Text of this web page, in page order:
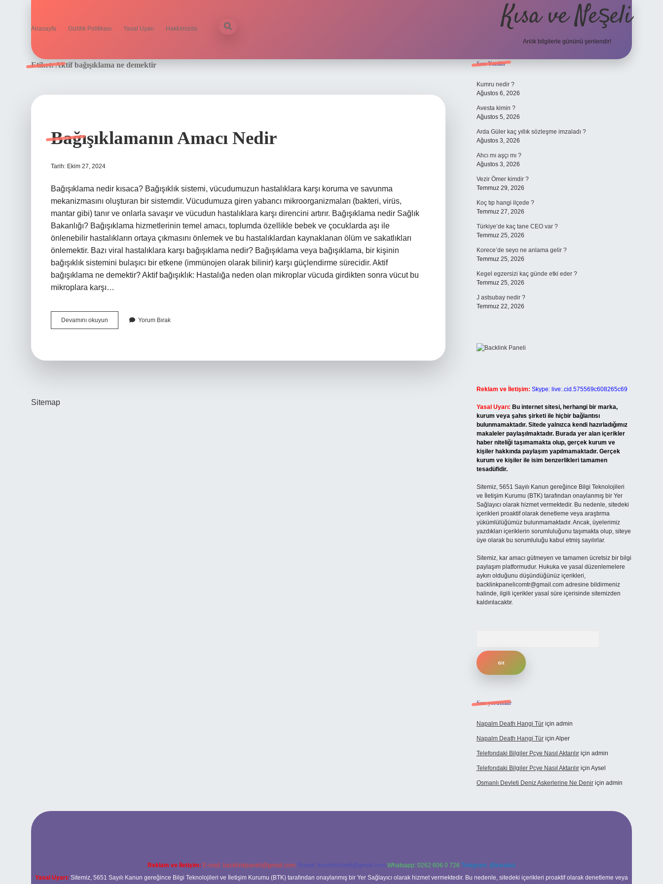
Anasayfa Gizlilik Politikası Yasal Uyarı Hakkımızda Kısa ve Neşeli
Anlık bilgilerle gününü şenlendir!
Etiket:Aktif bağışıklama ne demektir
Bağışıklamanın Amacı Nedir
Tarih: Ekim 27, 2024
Bağışıklama nedir kısaca? Bağışıklık sistemi, vücudumuzun hastalıklara karşı koruma ve savunma
mekanizmasını oluşturan bir sistemdir. Vücudumuza giren yabancı mikroorganizmaları (bakteri, virüs,
mantar gibi) tanır ve onlarla savaşır ve vücudun hastalıklara karşı direncini artırır. Bağışıklama nedir Sağlık
Bakanlığı? Bağışıklama hizmetlerinin temel amacı, toplumda özellikle bebek ve çocuklarda aşı ile
önlenebilir hastalıkların ortaya çıkmasını önlemek ve bu hastalıklardan kaynaklanan ölüm ve sakatlıkları
önlemektir. Bazı viral hastalıklara karşı bağışıklama nedir? Bağışıklama veya bağışıklama, bir kişinin
bağışıklık sistemini bulaşıcı bir etkene (immünojen olarak bilinir) karşı güçlendirme sürecidir. Aktif
bağışıklama ne demektir? Aktif bağışıklık: Hastalığa neden olan mikroplar vücuda girdikten sonra vücut bu
mikroplara karşı…
Devamını okuyun Bağışıklamanın
Amacı
Yorum Bırak
Sitemap
Sidebar
Son Yazılar
Kumru nedir ?
Ağustos 6, 2026
Avesta kimin ?
Ağustos 5, 2026
Arda Güler kaç yıllık sözleşme imzaladı ?
Ağustos 3, 2026
Ahcı mı aşçı mı ?
Ağustos 3, 2026
Vezir Ömer kimdir ?
Temmuz 29, 2026
Koç tıp hangi ilçede ?
Temmuz 27, 2026
Türkiye’de kaç tane CEO var ?
Temmuz 25, 2026
Korece’de seyo ne anlama gelir ?
Temmuz 25, 2026
Kegel egzersizi kaç günde etki eder ?
Temmuz 25, 2026
J astsubay nedir ?
Temmuz 22, 2026
Reklam ve İletişim: Skype: live:.cid.575569c608265c69
Yasal Uyarı: Bu internet sitesi, herhangi bir marka,
kurum veya şahıs şirketi ile hiçbir bağlantısı
bulunmamaktadır. Sitede yalnızca kendi hazırladığımız
makaleler paylaşılmaktadır. Burada yer alan içerikler
haber niteliği taşımamakta olup, gerçek kurum ve
kişiler hakkında paylaşım yapılmamaktadır. Gerçek
kurum ve kişiler ile isim benzerlikleri tamamen
tesadüfidir.
Sitemiz, 5651 Sayılı Kanun gereğince Bilgi Teknolojileri
ve İletişim Kurumu (BTK) tarafından onaylanmış bir Yer
Sağlayıcı olarak hizmet vermektedir. Bu nedenle, sitedeki
içerikleri proaktif olarak denetleme veya araştırma
yükümlülüğümüz bulunmamaktadır. Ancak, üyelerimiz
yazdıkları içeriklerin sorumluluğunu taşımakta olup, siteye
üye olarak bu sorumluluğu kabul etmiş sayılırlar.
Sitemiz, kar amacı gütmeyen ve tamamen ücretsiz bir bilgi
paylaşım platformudur. Hukuka ve yasal düzenlemelere
aykırı olduğunu düşündüğünüz içerikleri,
backlinkpanelicomtr@gmail.comadresine bildirmeniz
halinde, ilgili içerikler yasal süre içerisinde sitemizden
kaldırılacaktır.
Son yorumlar
Napalm Death Hangi Türiçin admin
Napalm Death Hangi Türiçin Alper
Telefondaki Bilgiler Pcye Nasıl Aktarılıriçin admin
Telefondaki Bilgiler Pcye Nasıl Aktarılıriçin Aysel
Osmanlı Devleti Deniz Askerlerine Ne Deniriçin admin
Reklam ve İletişim: E-mail: backlinkpaneli@gmail.com Teams: forumhizmeti@gmail.com Whatsapp: 0262 606 0 726 Telegram: @karabul
Yasal Uyarı: Sitemiz, 5651 Sayılı Kanun gereğince Bilgi Teknolojileri ve İletişim Kurumu (BTK) tarafından onaylanmış bir Yer Sağlayıcı olarak hizmet vermektedir. Bu nedenle, sitedeki içerikleri proaktif olarak denetleme veya